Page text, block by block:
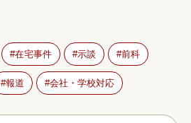
在宅事件 示談 前科
報道 会社・学校対応